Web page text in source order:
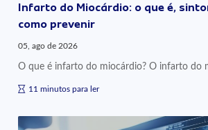
Infarto do Miocárdio: o que é,
como prevenir
05, ago de 2026
O que é infarto do miocárdio? O infarto do
11 minutos para ler